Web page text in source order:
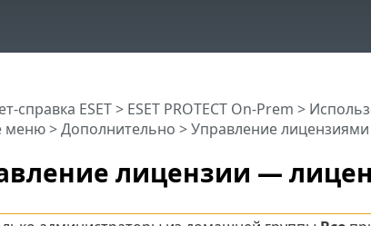
лицензии —
справка ESET> ESET PROTECT On-Prem >
меню>Дополнительно >Управление лицензиями